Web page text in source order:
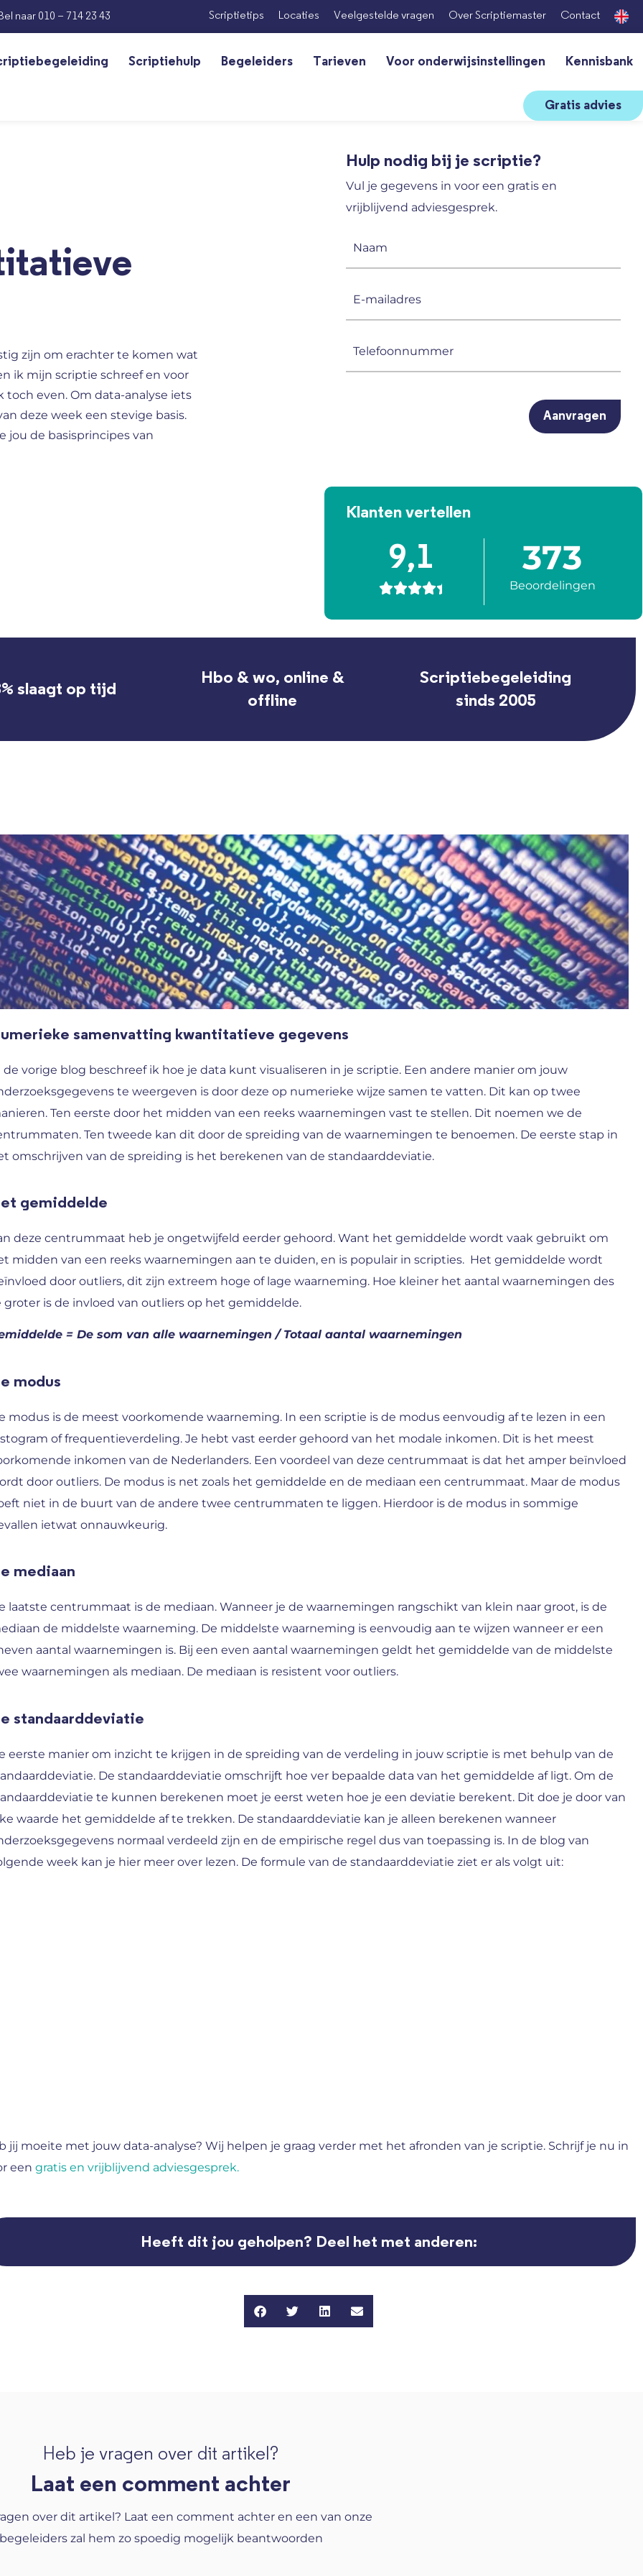
Bel naar 010 – 714 23 43 Scriptietips Locaties Veelgestelde vragen Over Scriptiemaster Contact
Scriptiehulp Begeleiders Tarieven Voor onderwijsinstellingen Kennisbank
Gratis advies
zijn om erachter te komen wat
ik mijn scriptie schreef en voor
toch even. Om data-analyse iets
deze week een stevige basis.
jou de basisprincipes van
Hulp nodig bij je scriptie?
Vul je gegevens in voor een gratis en
vrijblijvend adviesgesprek.
Klanten vertellen
9,1

373
Beoordelingen
slaagt op tijd
Hbo & wo, online &
offline
Scriptiebegeleiding
sinds 2005
samenvatting kwantitatieve gegevens
de vorige blog beschreef ik hoe je data kunt visualiseren in je scriptie. Een andere manier om jouw
te weergeven is door deze op numerieke wijze samen te vatten. Dit kan op twee
Ten eerste door het midden van een reeks waarnemingen vast te stellen. Dit noemen we de
Ten tweede kan dit door de spreiding van de waarnemingen te benoemen. De eerste stap in
omschrijven van de spreiding is het berekenen van de standaarddeviatie.
gemiddelde
deze centrummaat heb je ongetwijfeld eerder gehoord. Want het gemiddelde wordt vaak gebruikt om
midden van een reeks waarnemingen aan te duiden, en is populair in scripties. Het gemiddelde wordt
door outliers, dit zijn extreem hoge of lage waarneming. Hoe kleiner het aantal waarnemingen des
groter is de invloed van outliers op het gemiddelde.
= De som van alle waarnemingen / Totaal aantal waarnemingen
modus
modus is de meest voorkomende waarneming. In een scriptie is de modus eenvoudig af te lezen in een
of frequentieverdeling. Je hebt vast eerder gehoord van het modale inkomen. Dit is het meest
inkomen van de Nederlanders. Een voordeel van deze centrummaat is dat het amper beïnvloed
door outliers. De modus is net zoals het gemiddelde en de mediaan een centrummaat. Maar de modus
niet in de buurt van de andere twee centrummaten te liggen. Hierdoor is de modus in sommige
ietwat onnauwkeurig.
mediaan
laatste centrummaat is de mediaan. Wanneer je de waarnemingen rangschikt van klein naar groot, is de
de middelste waarneming. De middelste waarneming is eenvoudig aan te wijzen wanneer er een
aantal waarnemingen is. Bij een even aantal waarnemingen geldt het gemiddelde van de middelste
waarnemingen als mediaan. De mediaan is resistent voor outliers.
standaarddeviatie
eerste manier om inzicht te krijgen in de spreiding van de verdeling in jouw scriptie is met behulp van de
De standaarddeviatie omschrijft hoe ver bepaalde data van het gemiddelde af ligt. Om de
te kunnen berekenen moet je eerst weten hoe je een deviatie berekent. Dit doe je door van
waarde het gemiddelde af te trekken. De standaarddeviatie kan je alleen berekenen wanneer
normaal verdeeld zijn en de empirische regel dus van toepassing is. In de blog van
week kan je hier meer over lezen. De formule van de standaarddeviatie ziet er als volgt uit:
jij moeite met jouw data-analyse? Wij helpen je graag verder met het afronden van je scriptie. Schrijf je nu in
een gratis en vrijblijvend adviesgesprek.
Heeft dit jou geholpen? Deel het met anderen:
Heb je vragen over dit artikel?
Laat een comment achter
over dit artikel? Laat een comment achter en een van onze
begeleiders zal hem zo spoedig mogelijk beantwoorden